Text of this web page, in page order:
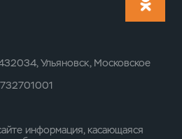
Ульяновск, Московское
информация, касающаяся